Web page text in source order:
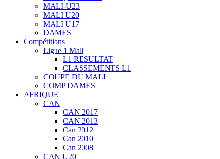
MALI-U23
MALI U20
MALI U17
DAMES
Compétitions
Ligue 1 Mali
L1 RESULTAT
CLASSEMENTS L1
COUPE DU MALI
COMP DAMES
AFRIQUE
CAN
CAN 2017
CAN 2013
Can 2012
Can 2010
Can 2008
CAN U20